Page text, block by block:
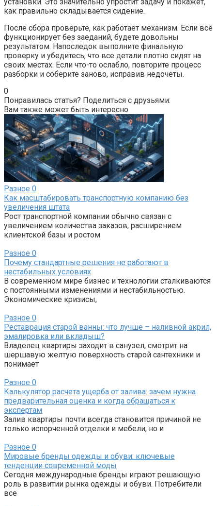
как правильно складывается сидение.
После сбора проверьте, как работает механизм. Если всё
функционирует без заеданий, будете довольны
результатом. Напоследок выполните финальную
проверку и убедитесь, что все детали плотно сидят на
своих местах. Если что-то ослабло, повторите процесс
разборки и соберите заново, исправив недочеты.
0
Понравилась статья? Поделиться с друзьями:
Вам также может быть интересно
Разное 0
Как масштабировать транспортную компанию без
увеличения штата
Рост транспортной компании обычно связан с
увеличением количества заказов, расширением
клиентской базы и ростом
Разное 0
Почему стандартные решения не работают в
нестабильных условиях
В современном мире бизнес и технологии сталкиваются
с постоянными изменениями и нестабильностью.
Экономические кризисы,
Разное 0
Реставрация старой ванны: что лучше – наливной акрил,
эмалировка или вкладыш?
Владелец квартиры заходит в санузел, смотрит на
шершавую желтую поверхность старой сантехники и
понимает
Разное 0
Калькулятор расчета ущерба от залива: зачем нужна
предварительная оценка и когда обращаться к
экспертам
Залив квартиры почти всегда становится причиной не
только испорченной отделки и мебели, но и
Разное 0
Мировые бренды одежды и обуви: ключевые
тенденции современной моды
Сегодня международные бренды играют решающую
роль в развитии рынка одежды и обуви. Потребители
все